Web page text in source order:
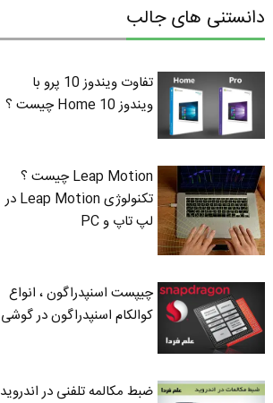
دانستنی های جالب
تفاوت ویندوز 10 پرو با
ویندوز 10 Home چیست ؟
Leap Motion چیست ؟
تکنولوژی Leap Motion در
لپ تاپ و PC
چیپست اسنپدراگون ، انواع
کوالکام اسنپدراگون در گوشی
ضبط مکالمه تلفنی در اندروید